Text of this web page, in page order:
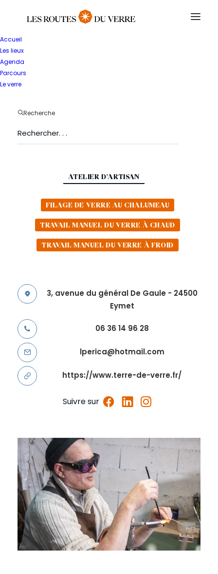
Accueil
Les lieux
Agenda
Parcours
Le verre
Recherche
Terre
et
Amourette
ATELIER D'ARTISAN
FILAGE DE VERRE AU CHALUMEAU
TRAVAIL MANUEL DU VERRE À CHAUD
TRAVAIL MANUEL DU VERRE À FROID
3, avenue du général De Gaule - 24500
Eymet
06 36 14 96 28
lperica@hotmail.com
https://www.terre-de-verre.fr/
Suivre sur